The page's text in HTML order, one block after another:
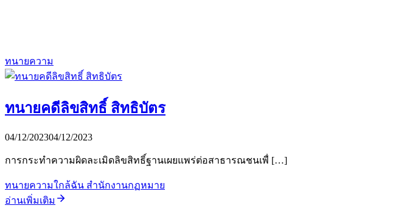
ทนายความ
ทนายคดีลิขสิทธิ์ สิทธิบัตร
04/12/202304/12/2023
การกระทำความผิดละเมิดลิขสิทธิ์ฐานเผยแพร่ต่อสาธารณชนเพื่ […]
ทนายความใกล้ฉัน สำนักงานกฏหมาย
อ่านเพิ่มเติม